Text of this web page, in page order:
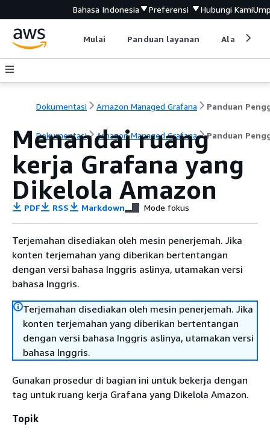
Bahasa Indonesia Preferensi Hubungi Kami
Mulai Panduan layanan Alat
Dokumentasi Amazon Managed Grafana
Dokumentasi Amazon Managed Grafana Panduan
Menandai ruang
kerja Grafana yang
Dikelola Amazon
PDF RSS Markdown Mode fokus
Terjemahan disediakan oleh mesin penerjemah. Jika
konten terjemahan yang diberikan bertentangan
dengan versi bahasa Inggris aslinya, utamakan versi
bahasa Inggris.
Terjemahan disediakan oleh mesin penerjemah. Jika
konten terjemahan yang diberikan bertentangan
dengan versi bahasa Inggris aslinya, utamakan versi
bahasa Inggris.
Gunakan prosedur di bagian ini untuk bekerja dengan
tag untuk ruang kerja Grafana yang Dikelola Amazon.
Topik